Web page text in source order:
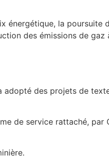
énergétique, la poursuite
des émissions de
des projets de
de service rattaché, par